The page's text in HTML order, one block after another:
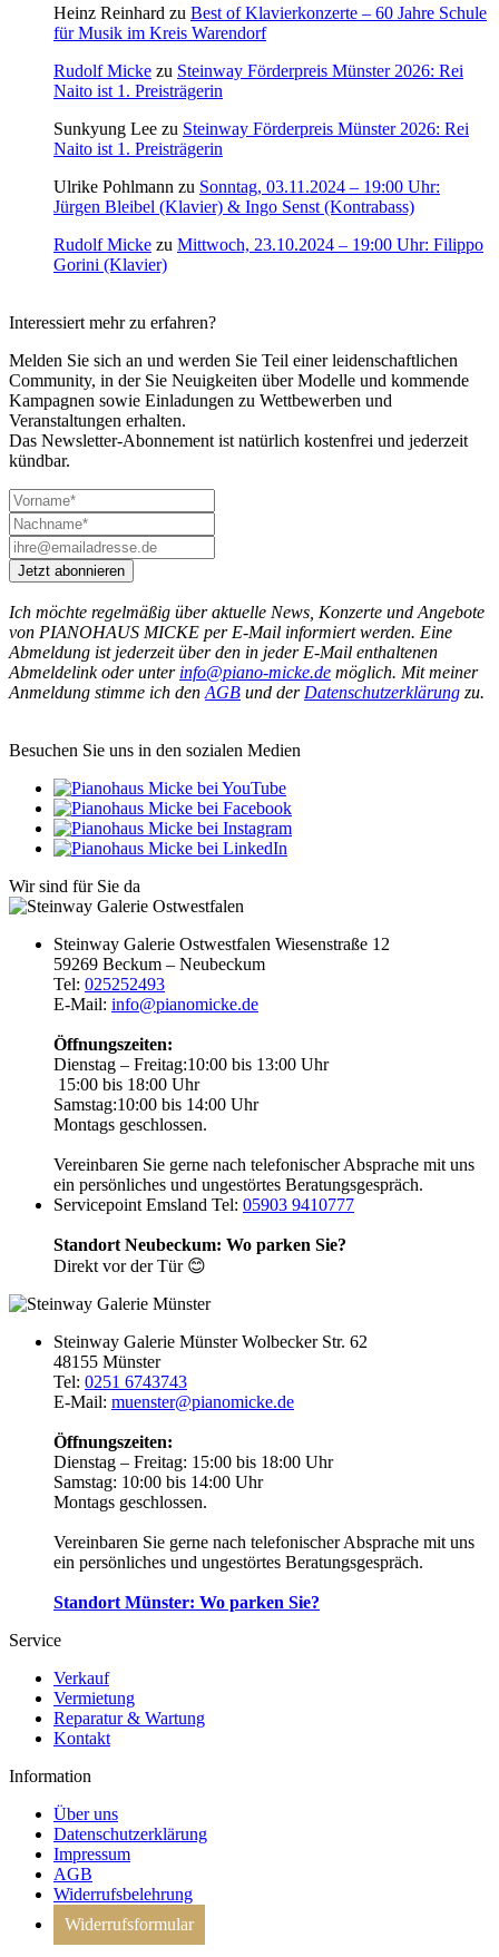
Heinz Reinhard zu Best of Klavierkonzerte – 60 Jahre Schule
für Musik im Kreis Warendorf
Rudolf Micke zu Steinway Förderpreis Münster 2026: Rei
Naito ist 1. Preisträgerin
Sunkyung Lee zu Steinway Förderpreis Münster 2026: Rei
Naito ist 1. Preisträgerin
Ulrike Pohlmann zu Sonntag, 03.11.2024 – 19:00 Uhr:
Jürgen Bleibel (Klavier) & Ingo Senst (Kontrabass)
Rudolf Micke zu Mittwoch, 23.10.2024 – 19:00 Uhr: Filippo
Gorini (Klavier)
Interessiert mehr zu erfahren?
Melden Sie sich an und werden Sie Teil einer leidenschaftlichen
Community, in der Sie Neuigkeiten über Modelle und kommende
Kampagnen sowie Einladungen zu Wettbewerben und
Veranstaltungen erhalten.
Das Newsletter-Abonnement ist natürlich kostenfrei und jederzeit
kündbar.
Jetzt abonnieren
Ich möchte regelmäßig über aktuelle News, Konzerte und Angebote
von PIANOHAUS MICKE per E-Mail informiert werden. Eine
Abmeldung ist jederzeit über den in jeder E-Mail enthaltenen
Abmeldelink oder unter info@piano-micke.de möglich. Mit meiner
Anmeldung stimme ich denAGB und derDatenschutzerklärung zu.
Besuchen Sie uns in den sozialen Medien
Wir sind für Sie da
Steinway Galerie Ostwestfalen Wiesenstraße 12
59269 Beckum – Neubeckum
Tel: 025252493
E-Mail: info@pianomicke.de
Öffnungszeiten:
Dienstag – Freitag:10:00 bis 13:00 Uhr
15:00 bis 18:00 Uhr
Samstag:10:00 bis 14:00 Uhr
Montags geschlossen.
Vereinbaren Sie gerne nach telefonischer Absprache mit uns
ein persönliches und ungestörtes Beratungsgespräch.
Servicepoint Emsland Tel: 05903 9410777
Standort Neubeckum: Wo parken Sie?
Direkt vor der Tür 😊
Steinway Galerie MünsterWolbecker Str. 62
48155 Münster
Tel: 0251 6743743
E-Mail: muenster@pianomicke.de
Öffnungszeiten:
Dienstag – Freitag: 15:00 bis 18:00 Uhr
Samstag: 10:00 bis 14:00 Uhr
Montags geschlossen.
Vereinbaren Sie gerne nach telefonischer Absprache mit uns
ein persönliches und ungestörtes Beratungsgespräch.
Standort Münster: Wo parken Sie?
Service
Verkauf
Vermietung
Reparatur & Wartung
Kontakt
Information
Über uns
Datenschutzerklärung
Impressum
AGB
Widerrufsbelehrung
Widerrufsformular